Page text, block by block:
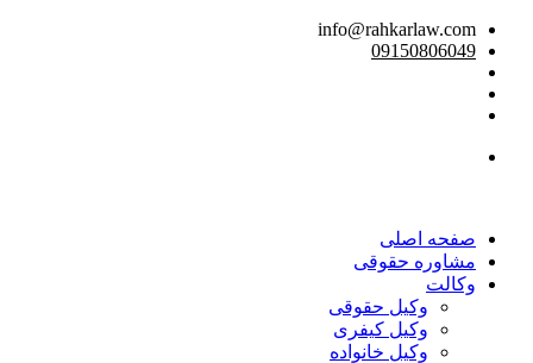
info@rahkarlaw.com
09150806049
صفحه اصلی
مشاوره حقوقی
وکالت
وکیل حقوقی
وکیل کیفری
وکیل خانواده